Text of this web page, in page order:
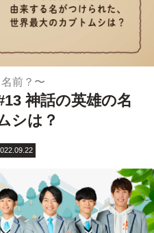
前？〜
神話の英雄の名
シは？